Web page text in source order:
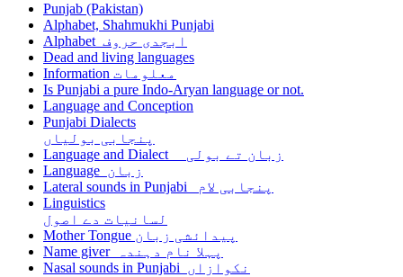
Punjab (Pakistan)
Alphabet, Shahmukhi Punjabi
Alphabet ابجدی حروف
Dead and living languages
Information معلومات
Is Punjabi a pure Indo-Aryan language or not.
Language and Conception
Punjabi Dialects
پنجابی بولیاں
Language and Dialect زبان تے بولی
Language زبان
Lateral sounds in Punjabi پنجابی لام
Linguistics
لسانیات دے اصول
Mother Tongue پیدائشی زبان
Name giver پہلا نام دہندہ
Nasal sounds in Punjabi نکوازاں